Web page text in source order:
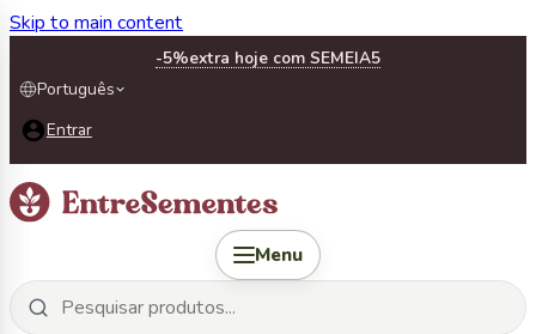
Skip to main content
-5%extra hoje com SEMEIA5
Português
Entrar
Menu